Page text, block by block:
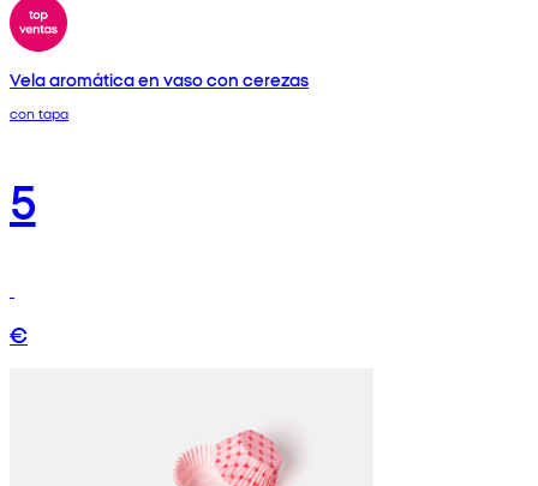
Vela aromática en vaso con cerezas
con tapa
5
€